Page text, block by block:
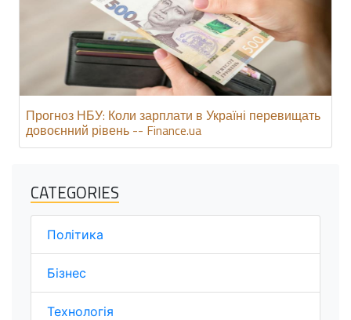
Прогноз НБУ: Коли зарплати в Україні перевищать
довоєнний рівень -- Finance.ua
CATEGORIES
Політика
Бізнес
Технологія